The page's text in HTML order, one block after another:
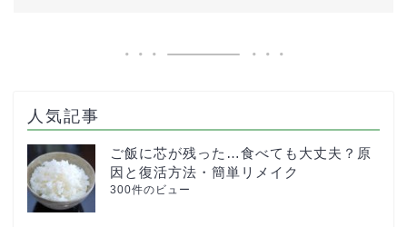
人気記事
ご飯に芯が残った…食べても大丈夫？原
因と復活方法・簡単リメイク
300件のビュー